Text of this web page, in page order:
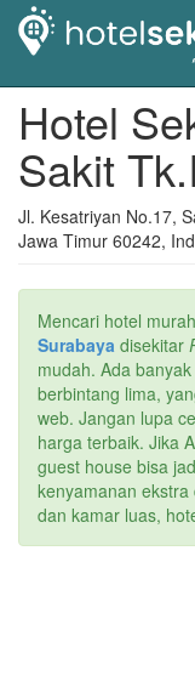
Hotel
Sakit
Jl. Kesatriyan No.17,
Jawa Timur 60242,
Mencari hotel
Surabaya disekitar
mudah. Ada
berbintang lima,
web. Jangan lupa
harga terbaik. Jika
guest house bisa
kenyamanan
dan kamar luas,